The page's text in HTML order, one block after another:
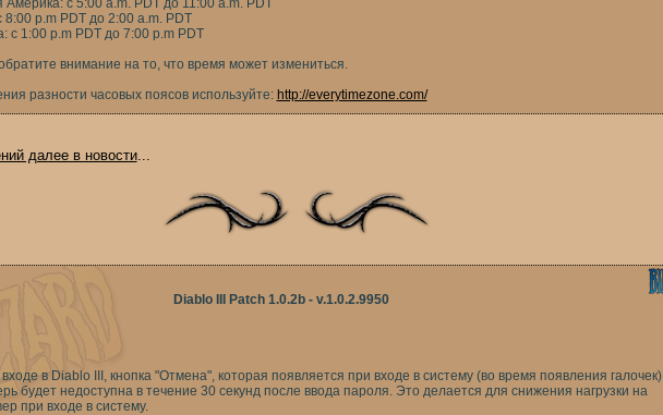
с 5:00 a.m. PDT до 11:00 a.m. PDT
8:00 p.m PDT до 2:00 a.m. PDT
с 1:00 p.m PDT до 7:00 p.m PDT
внимание на то, что время может измениться.
разности часовых поясов используйте: http://everytimezone.com/
далее в новости...
Diablo III Patch 1.0.2b - v.1.0.2.9950
в Diablo III, кнопка "Отмена", которая появляется при входе в систему (во время появления галочек)
будет недоступна в течение 30 секунд после ввода пароля. Это делается для снижения нагрузки на
при входе в систему.